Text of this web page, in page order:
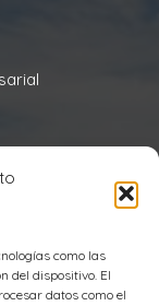
como las
del dispositivo. El
datos como el